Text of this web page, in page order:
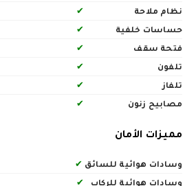
نظام ملاحة
✔
حساسات خلفية
✔
فتحة سقف
✔
تلفون
✔
تلفاز
✔
مصابيح زنون
✔
مميزات الأمان
وسادات هوائية للسائق ✔
وسادات هوائية للركاب
✔